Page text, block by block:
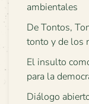
ambientales
De Tontos,
tonto y de los
El insulto
para la
Diálogo